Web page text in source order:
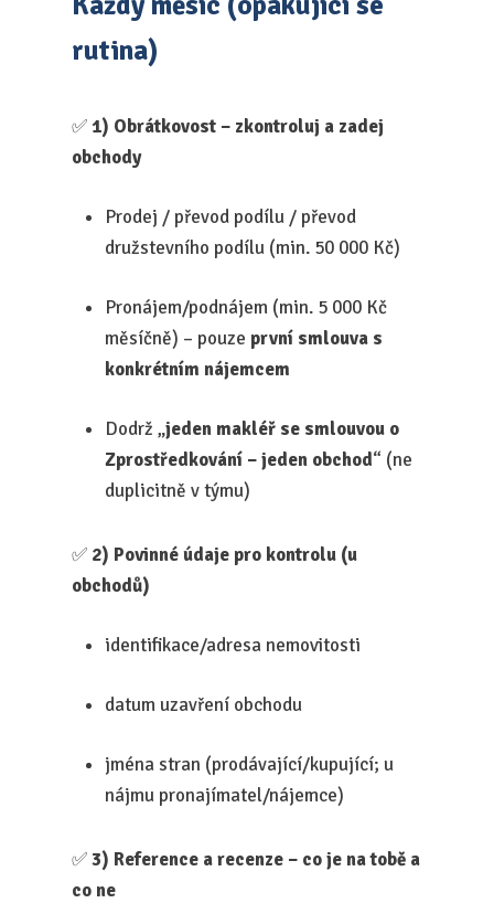
rutina)
✅ 1) Obrátkovost – zkontroluj a zadej
obchody
Prodej / převod podílu / převod
družstevního podílu (min. 50 000 Kč)
Pronájem/podnájem (min. 5 000 Kč
měsíčně) – pouze první smlouva s
konkrétním nájemcem
Dodrž „jeden makléř se smlouvou o
Zprostředkování – jeden obchod“ (ne
duplicitně v týmu)
✅ 2) Povinné údaje pro kontrolu (u
obchodů)
identifikace/adresa nemovitosti
datum uzavření obchodu
jména stran (prodávající/kupující; u
nájmu pronajímatel/nájemce)
✅3) Reference a recenze – co je na tobě a
co ne